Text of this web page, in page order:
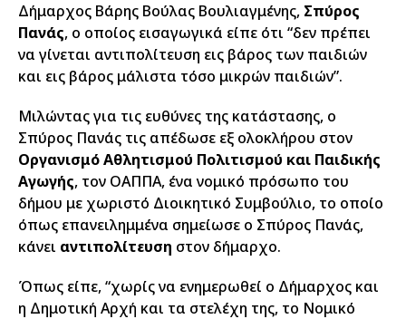
Δήμαρχος Βάρης Βούλας Βουλιαγμένης, Σπύρος
Πανάς, ο οποίος εισαγωγικά είπε ότι “δεν πρέπει
να γίνεται αντιπολίτευση εις βάρος των παιδιών
και εις βάρος μάλιστα τόσο μικρών παιδιών”.
Μιλώντας για τις ευθύνες της κατάστασης, ο
Σπύρος Πανάς τις απέδωσε εξ ολοκλήρου στον
Οργανισμό Αθλητισμού Πολιτισμού και Παιδικής
Αγωγής, τον ΟΑΠΠΑ, ένα νομικό πρόσωπο του
δήμου με χωριστό Διοικητικό Συμβούλιο, το οποίο
όπως επανειλημμένα σημείωσε ο Σπύρος Πανάς,
κάνει αντιπολίτευση στον δήμαρχο.
Όπως είπε, “χωρίς να ενημερωθεί ο Δήμαρχος και
η Δημοτική Αρχή και τα στελέχη της, το Νομικό